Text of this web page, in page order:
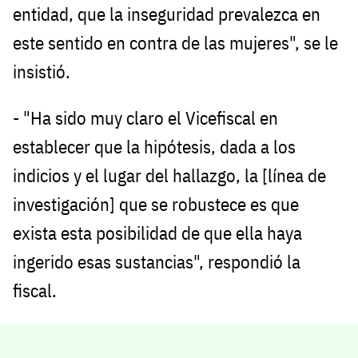
entidad, que la inseguridad prevalezca en
este sentido en contra de las mujeres", se le
insistió.
- "Ha sido muy claro el Vicefiscal en
establecer que la hipótesis, dada a los
indicios y el lugar del hallazgo, la [línea de
investigación] que se robustece es que
exista esta posibilidad de que ella haya
ingerido esas sustancias", respondió la
fiscal.